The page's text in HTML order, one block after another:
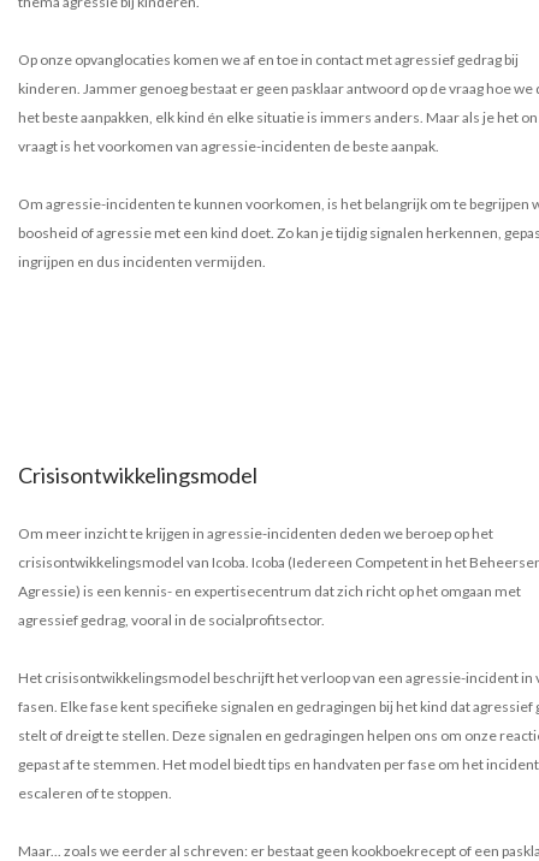
Op onze opvanglocaties komen we af en toe in contact met agressief gedrag bij
kinderen. Jammer genoeg bestaat er geen pasklaar antwoord op de vraag hoe we
het beste aanpakken, elk kind én elke situatie is immers anders. Maar als je het
vraagt is het voorkomen van agressie-incidenten de beste aanpak.
Om agressie-incidenten te kunnen voorkomen, is het belangrijk om te begrijpen
boosheid of agressie met een kind doet. Zo kan je tijdig signalen herkennen,
ingrijpen en dus incidenten vermijden.
Crisisontwikkelingsmodel
Om meer inzicht te krijgen in agressie-incidenten deden we beroep op het
crisisontwikkelingsmodel van Icoba. Icoba (Iedereen Competent in het
Agressie) is een kennis- en expertisecentrum dat zich richt op het omgaan met
agressief gedrag, vooral in de socialprofitsector.
Het crisisontwikkelingsmodel beschrijft het verloop van een agressie-incident in
fasen. Elke fase kent specifieke signalen en gedragingen bij het kind dat agressief
stelt of dreigt te stellen. Deze signalen en gedragingen helpen ons om onze
gepast af te stemmen. Het model biedt tips en handvaten per fase om het
escaleren of te stoppen.
Maar... zoals we eerder al schreven: er bestaat geen kookboekrecept of een